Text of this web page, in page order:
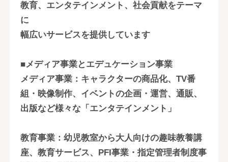
教育、エンタテインメント、社会貢献をテーマ
に
幅広いサービスを提供しています
■メディア事業とエデュケーション事業
メディア事業：キャラクターの商品化、TV番
組・映像制作、イベントの企画・運営、通販、
出版など様々な「エンタテインメント」
教育事業：幼児教室から大人向けの趣味教養講
座、教育サービス、PFI事業・指定管理者制度事